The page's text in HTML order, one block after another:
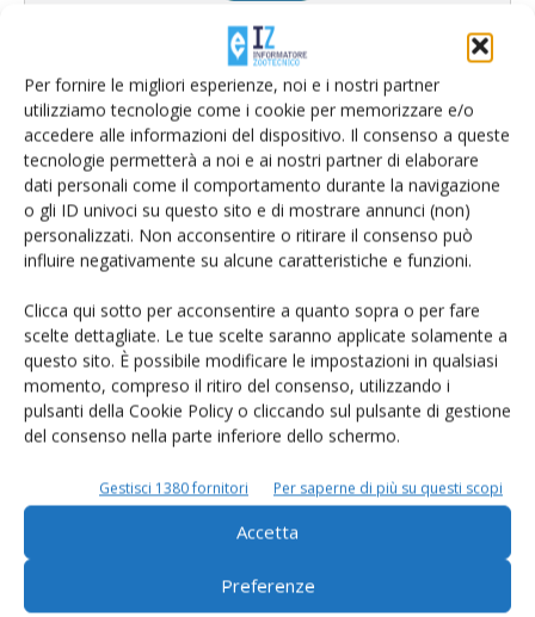
Per fornire le migliori esperienze, noi e i nostri partner
utilizziamo tecnologie come i cookie per memorizzare e/o
accedere alle informazioni del dispositivo. Il consenso a queste
tecnologie permetterà a noi e ai nostri partner di elaborare
dati personali come il comportamento durante la navigazione
o gli ID univoci su questo sito e di mostrare annunci (non)
personalizzati. Non acconsentire o ritirare il consenso può
influire negativamente su alcune caratteristiche e funzioni.
Clicca qui sotto per acconsentire a quanto sopra o per fare
scelte dettagliate. Le tue scelte saranno applicate solamente a
questo sito. È possibile modificare le impostazioni in qualsiasi
momento, compreso il ritiro del consenso, utilizzando i
pulsanti della Cookie Policy o cliccando sul pulsante di gestione
del consenso nella parte inferiore dello schermo.
Gestisci 1380 fornitori Per saperne di più su questi scopi
Accetta
Preferenze
L'Esperto risponde
I consigli di Terra e Vita agli agricoltori
Cerca adesso
Rimani aggiornato sul mondo
dell’agricoltura